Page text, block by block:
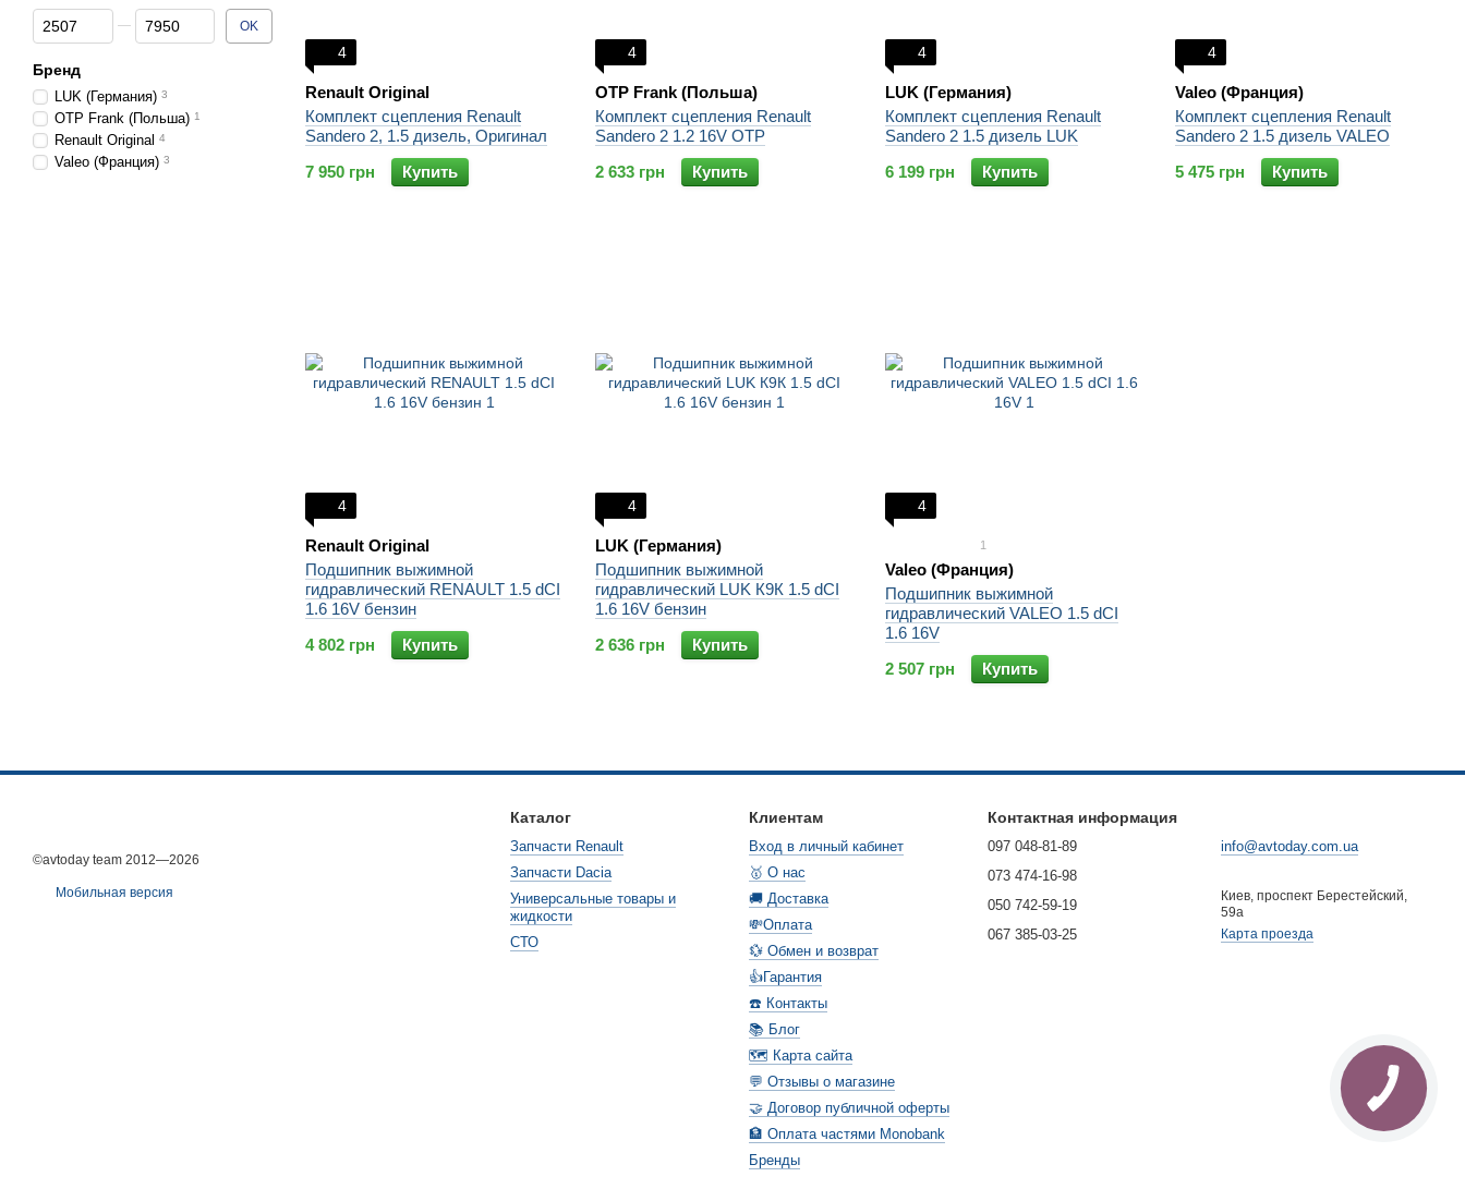
4
Renault Original
Комплект сцепления Renault
Sandero 2, 1.5 дизель, Оригинал
7 950 грн
Купить
4
OTP Frank (Польша)
Комплект сцепления Renault
Sandero 2 1.2 16V OTP
2 633 грн
Купить
4
LUK (Германия)
Комплект сцепления Renault
Sandero 2 1.5 дизель LUK
6 199 грн
Купить
4
Valeo (Франция)
Комплект сцепления Renault
Sandero 2 1.5 дизель VALEO
5 475 грн
Купить
4
Renault Original
Подшипник выжимной
гидравлический RENAULT 1.5 dCI
1.6 16V бензин
4 802 грн
Купить
4
LUK (Германия)
Подшипник выжимной
гидравлический LUK К9К 1.5 dCI
1.6 16V бензин
2 636 грн
Купить
4
1
Valeo (Франция)
Подшипник выжимной
гидравлический VALEO 1.5 dCI
1.6 16V
2 507 грн
Купить
От Цена, грн
До Цена, грн OK
Бренд
LUK (Германия) 3
OTP Frank (Польша) 1
Renault Original 4
Valeo (Франция) 3
©avtoday team 2012—2026
Мобильная версия
Каталог
Запчасти Renault
Запчасти Dacia
Универсальные товары и
жидкости
СТО
Клиентам
Вход в личный кабинет
🥇 О нас
🚚 Доставка
💸Оплата
💱 Обмен и возврат
👍Гарантия
☎️ Контакты
📚 Блог
🗺️ Карта сайта
💬 Отзывы о магазине
🤝 Договор публичной оферты
🏦 Оплата частями Monobank
Бренды
Контактная информация
097 048-81-89
073 474-16-98
050 742-59-19
067 385-03-25
info@avtoday.com.ua
Киев, проспект Берестейский,
59а
Карта проезда